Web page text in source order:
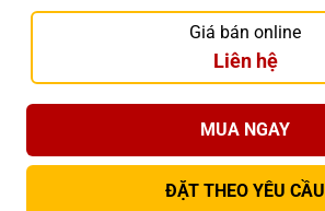
Giá bán online
Liên hệ
MUA NGAY
ĐẶT THEO YÊU CẦU